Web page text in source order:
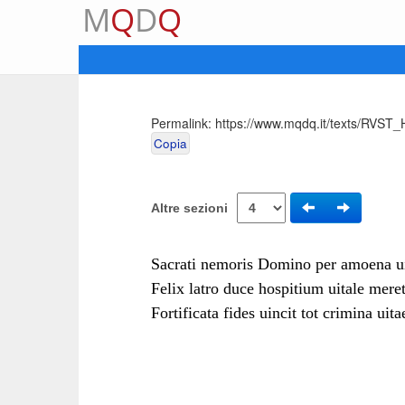
MQDQ
Permalink: https://www.mqdq.it/texts/
Copia
Altre sezioni
Sacrati nemoris Domino per amoena
Felix latro duce hospitium uitale
Fortificata fides uincit tot crimina